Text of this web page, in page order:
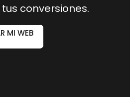
conversiones.
MI WEB